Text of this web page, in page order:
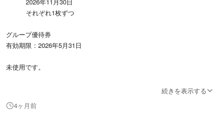
それぞれ1枚ずつ
グループ優待券
有効期限：2026年5月31日
未使用です。
続きを表示する
4ヶ月前